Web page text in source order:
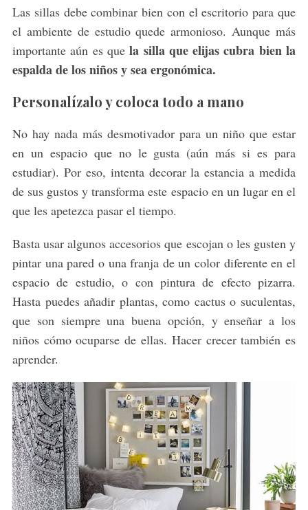
Las sillas debe combinar bien con el escritorio para que
el ambiente de estudio quede armonioso. Aunque más
importante aún es quela silla que elijas cubra bien la
espalda de los niños y sea ergonómica.
Personalízalo y coloca todo a mano
No hay nada más desmotivador para un niño que estar
en un espacio que no le gusta (aún más si es para
estudiar). Por eso, intenta decorar la estancia a medida
de sus gustos y transforma este espacio en un lugar en el
que les apetezca pasar el tiempo.
Basta usar algunos accesorios que escojan o les gusten y
pintar una pared o una franja de un color diferente en el
espacio de estudio, o con pintura de efecto pizarra.
Hasta puedes añadir plantas, como cactus o suculentas,
que son siempre una buena opción, y enseñar a los
niños cómo ocuparse de ellas. Hacer crecer también es
aprender.